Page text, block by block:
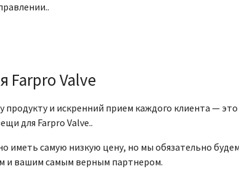
Farpro Valve
и искренний прием каждого клиента — это
для Farpro Valve..
иметь самую низкую цену, но мы обязательно
и вашим самым верным партнером.